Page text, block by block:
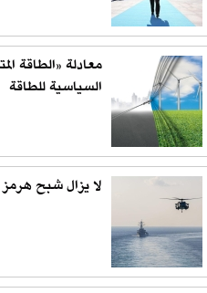
معادلة «الطاقة
السياسية للطاقة
لا يزال شبح